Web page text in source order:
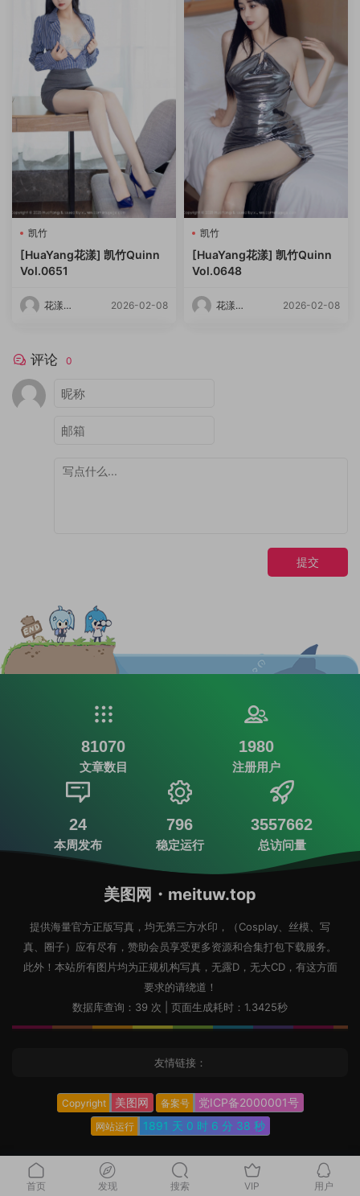
凯竹
[HuaYang花漾] 凯竹Quinn
Vol.0651
花漾
2026-02-08
凯竹
[HuaYang花漾] 凯竹Quinn
Vol.0648
花漾
2026-02-08
评论 0
提交
81070
文章数目
1980
注册用户
24
本周发布
796
稳定运行
3557662
总访问量
美图网・meituw.top
提供海量官方正版写真，均无第三方水印，（Cosplay、丝模、写
真、圈子）应有尽有，赞助会员享受更多资源和合集打包下载服务。
此外！本站所有图片均为正规机构写真，无露D，无大CD，有这方面
要求的请绕道！
数据库查询：39 次 | 页面生成耗时：1.3425秒
友情链接：
Copyright 美图网 备案号 党ICP备2000001号
网站运行 1891 天 0 时 6 分 39 秒
首页 发现 搜索 VIP 用户